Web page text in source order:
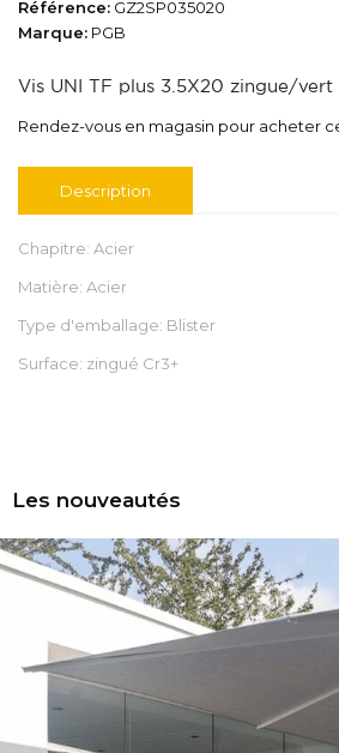
Référence: GZ2SP035020
Marque: PGB
Vis UNI TF plus 3.5X20 zingue/vert
Rendez-vous en magasin pour acheter
Description
Chapitre: Acier
Matière: Acier
Type d'emballage: Blister
Surface: zingué Cr3+
Les nouveautés